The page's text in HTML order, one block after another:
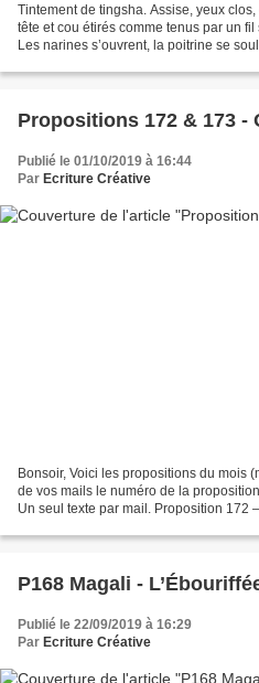
Tintement de tingsha. Assise, yeux
tête et cou étirés comme tenus par un
Les narines s’ouvrent, la poitrine se
Propositions 172 & 173 -
Publié le 01/10/2019 à 16:44
Par Ecriture Créative
Bonsoir, Voici les propositions du mois
de vos mails le numéro de la
Un seul texte par mail. Proposition 172
P168 Magali -
Publié le 22/09/2019 à 16:29
Par Ecriture Créative